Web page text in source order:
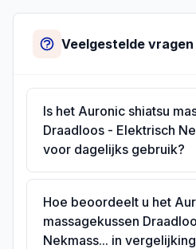
Veelgestelde vragen
Is het Auronic shiatsu
Draadloos - Elektrisch
voor dagelijks gebruik?
Hoe beoordeelt u het
massagekussen
Nekmass... in